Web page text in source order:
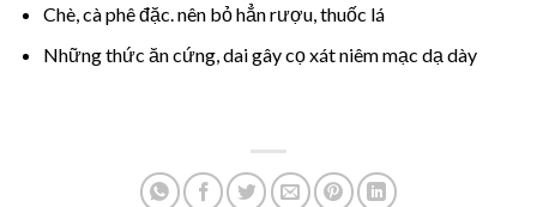
Chè, cà phê đặc. nên bỏ hẳn rượu, thuốc lá
Những thức ăn cứng, dai gây cọ xát niêm mạc dạ dày